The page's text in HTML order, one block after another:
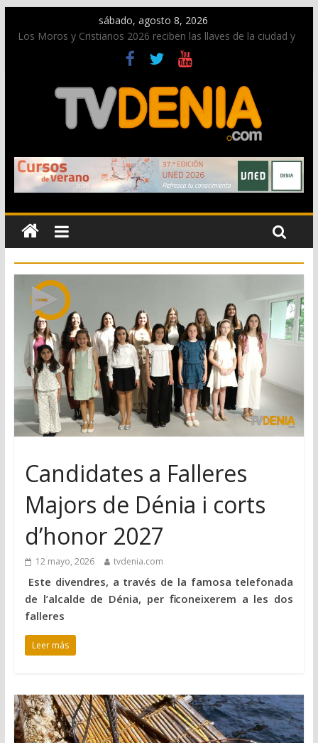
sábado, agosto 8, 2026
Los Moros y Cristianos 2026 reciben las llaves de la ciudad y
dan inicio a las fiestas en Dénia
El bando moro protagonista en la Segunda Entraeta Festera
Paco Adsuar dona al Arxiu de Dénia más de 50.000 imágenes
de la memoria visual de la ciudad
La Entraeta Festera llena de ambiente la calle Marqués de
Campo con la recepción a la Capitanía Cristiana
El XII Festival de Jazz de Dénia reunirá durante agosto a
figuras nacionales e internacionales en los Jardins de
Torrecremada
Candidates a Falleres
Majors de Dénia i corts
d’honor 2027
12 mayo, 2026 tvdenia.com
Este divendres, a través de la famosa telefonada
de l’alcalde de Dénia, per fi coneixerem a les dos
falleres
Leer más